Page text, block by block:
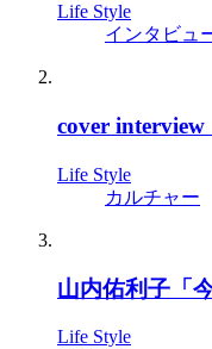
Life Style
インタビュ
cover
Life Style
カルチャー
山内佑利子「
Life Style